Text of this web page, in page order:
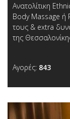
Ανατολίτικη
Body Massage
τους & extra
της
Αγορές: 843